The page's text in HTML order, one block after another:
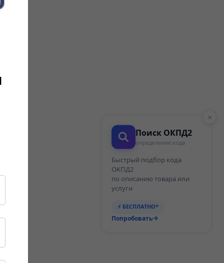
×
Поиск ОКПД2
определение кода
Быстрый подбор кода
ОКПД2
по описанию товара или
услуги
⚡ БЕСПЛАТНО*
Попробовать